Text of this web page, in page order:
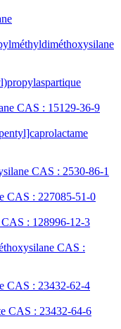
CAS : 15129-36-9
CAS : 2530-86-1
CAS : 227085-51-0
: 128996-12-3
CAS :
CAS : 23432-62-4
CAS : 23432-64-6